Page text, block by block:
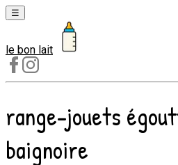
☰
Laits
1er
âge
Laits
2e
âge
le bon lait
range-jouets
baignoire